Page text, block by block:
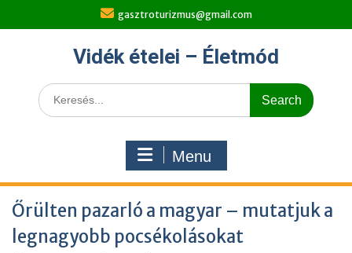
gasztroturizmus@gmail.com
Vidék ételei – Életmód
Search
for:
Menu
Őrülten pazarló a magyar – mutatjuk a
legnagyobb pocsékolásokat